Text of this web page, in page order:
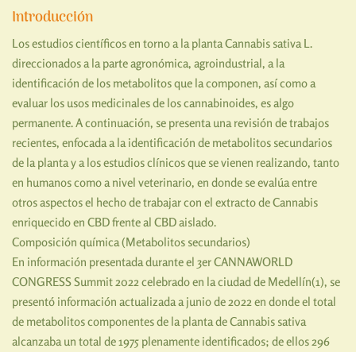
Introducción
Los estudios científicos en torno a la planta Cannabis sativa L.
direccionados a la parte agronómica, agroindustrial, a la
identificación de los metabolitos que la componen, así como a
evaluar los usos medicinales de los cannabinoides, es algo
permanente. A continuación, se presenta una revisión de trabajos
recientes, enfocada a la identificación de metabolitos secundarios
de la planta y a los estudios clínicos que se vienen realizando, tanto
en humanos como a nivel veterinario, en donde se evalúa entre
otros aspectos el hecho de trabajar con el extracto de Cannabis
enriquecido en CBD frente al CBD aislado.
Composición química (Metabolitos secundarios)
En información presentada durante el 3er CANNAWORLD
CONGRESS Summit 2022 celebrado en la ciudad de Medellín(1), se
presentó información actualizada a junio de 2022 en donde el total
de metabolitos componentes de la planta de Cannabis sativa
alcanzaba un total de 1975 plenamente identificados; de ellos 296